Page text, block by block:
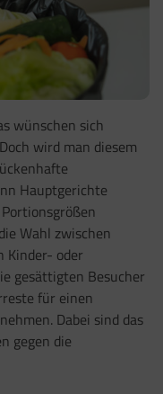
wünschen sich
wird man diesem
Hauptgerichte
Wahl zwischen
Kinder- oder
gesättigten Besucher
für einen
Dabei sind das
gegen die